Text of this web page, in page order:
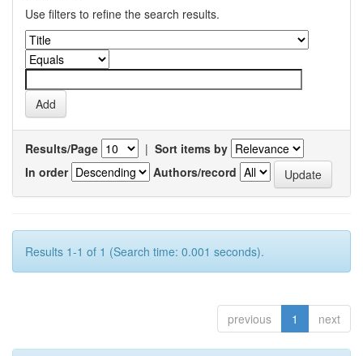
Use filters to refine the search results.
Results/Page | Sort items by
In order
Authors/record
Results 1-1 of 1 (Search time: 0.001 seconds).
previous 1 next